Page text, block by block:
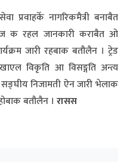
प्रवाहकेँ नागरिकमैत्री बनाबैत
क रहल जानकारी कराबैत ओ
जारी रहबाक बतौलैन । ट्रेड
विकृति आ विसङ्गति अन्त्य
सङ्घीय निजामती ऐन जारी भेलाक
बतौलैन । रासस